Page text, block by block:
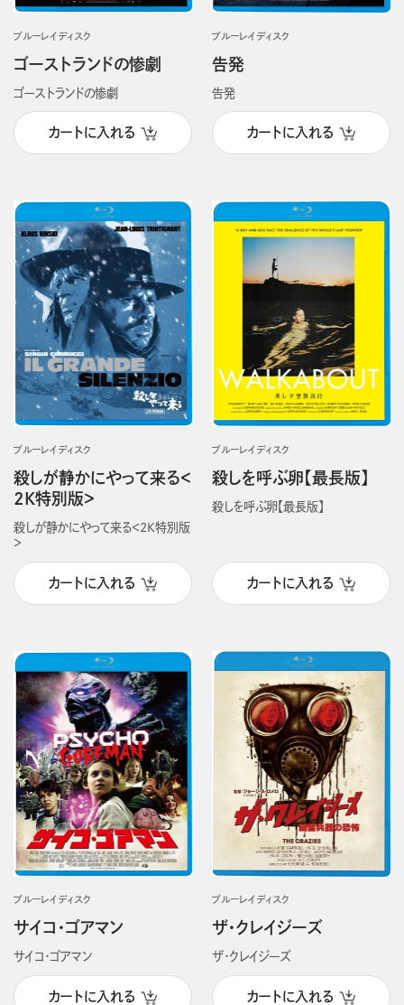
ブルーレイディスク
ゴーストランドの惨劇
ゴーストランドの惨劇
カートに入れる
ブルーレイディスク
告発
告発
カートに入れる
ブルーレイディスク
殺しが静かにやって来る＜
2K特別版＞
殺しが静かにやって来る＜2K特別版
＞
カートに入れる
ブルーレイディスク
殺しを呼ぶ卵【最長版】
殺しを呼ぶ卵【最長版】
カートに入れる
ブルーレイディスク
サイコ・ゴアマン
サイコ・ゴアマン
カートに入れる
ブルーレイディスク
ザ・クレイジーズ
ザ・クレイジーズ
カートに入れる